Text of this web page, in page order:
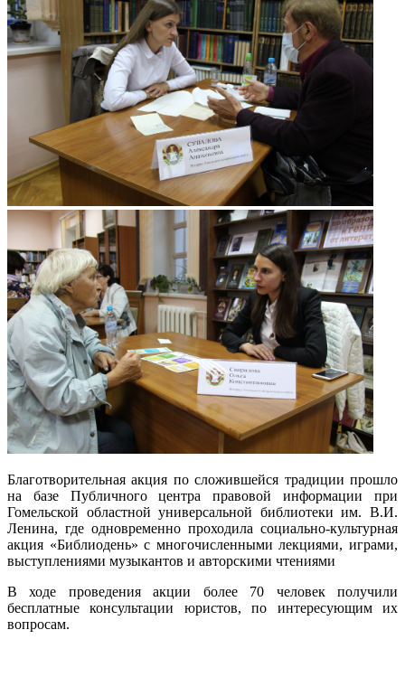
Благотворительная акция по сложившейся традиции прошло
на базе Публичного центра правовой информации при
Гомельской областной универсальной библиотеки им. В.И.
Ленина, где одновременно проходила социально-культурная
акция «Библиодень» с многочисленными лекциями, играми,
выступлениями музыкантов и авторскими чтениями
В ходе проведения акции более 70 человек получили
бесплатные консультации юристов, по интересующим их
вопросам.